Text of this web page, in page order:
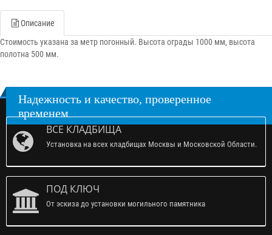
Описание
Стоимость указана за метр погонный. Высота ограды 1000 мм, высота
полотна 500 мм.
Надежность и качество, проверенное
временем
ВСЕ КЛАДБИЩА
Установка на всех кладбищах Москвы и Московской Области.
ПОД КЛЮЧ
От эскиза до установки могильного памятника